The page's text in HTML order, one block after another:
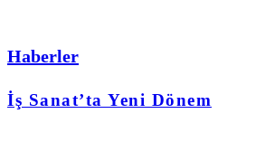
Haberler
İş Sanat’ta Yeni Dönem